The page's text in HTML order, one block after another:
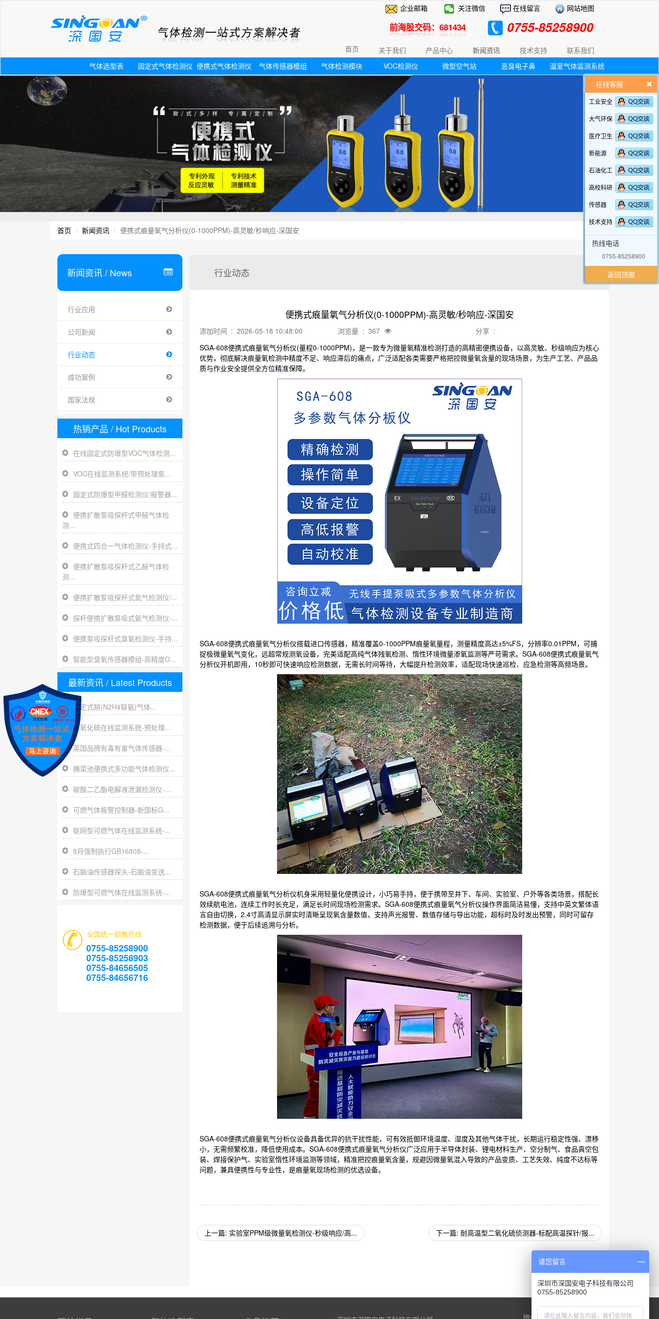
企业邮箱 关注微信 在线留言 网站地图
前海股交码：681434 0755-85258900
首页 关于我们 产品中心 新闻资讯 技术支持
联系我们
气体选型表
固定式气体检测仪 便携式气体检测仪 气体传感器模组 气体检测模块 VOC检测仪 微型空气站 恶臭电子鼻 温室气体监测系统
首页 新闻资讯 便携式痕量氧气分析仪(0-1000PPM)-高灵敏/秒响应-深国安
新闻资讯/ News
行业应用
公司新闻
行业动态
成功案例
国家法规
热销产品 / Hot Products
在线固定式防爆型VOC气体检测...
VOC在线监测系统/带预处理泵...
固定式防爆型甲醛检测仪/报警器...
便携扩散泵吸探杆式甲醛气体检
测...
便携式四合一气体检测仪-手持式...
便携扩散泵吸探杆式乙醛气体检
测...
便携扩散泵吸探杆式氮气检测仪/...
探杆便携扩散泵吸式氨气检测仪-...
便携泵吸探杆式臭氧检测仪-手持...
智能型臭氧传感器模组-高精度O...
最新资讯/ Latest Products
固定式肼(N2H4联氨)气体...
二氧化硫在线监测系统-预处理...
英国品牌有毒有害气体传感器-...
腌菜池便携式多功能气体检测仪...
碳酸二乙酯电解液泄漏检测仪-...
可燃气体报警控制器-新国标G...
联网型可燃气体在线监测系统-...
8月强制执行GB16808-...
石脑油传感器探头-石脑油变送...
防爆型可燃气体在线监测系统-...
全国统一销售热线
0755-85258900
0755-85258903
0755-84656505
0755-84656716
行业动态
便携式痕量氧气分析仪(0-1000PPM)-高灵敏/秒响应-深国安
添加时间 : 2026-05-18 10:48:00 浏览量 : 367
分享 :
SGA-608便携式痕量氧气分析仪(量程0-1000PPM)，是一款专为微量氧精准检测打造的高精密便携设备，以高灵敏、秒级响应为核心
优势，彻底解决痕量氧检测中精度不足、响应滞后的痛点，广泛适配各类需要严格把控微量氧含量的现场场景，为生产工艺、产品品
质与作业安全提供全方位精准保障。
SGA-608便携式痕量氧气分析仪搭载进口传感器，精准覆盖0-1000PPM痕量氧量程，测量精度高达±5%FS，分辨率0.01PPM，可捕
捉极微量氧气变化，远超常规测氧设备，完美适配高纯气体残氧检测、惰性环境微量渗氧监测等严苛需求。SGA-608便携式痕量氧气
分析仪开机即用，10秒即可快速响应检测数据，无需长时间等待，大幅提升检测效率，适配现场快速巡检、应急检测等高频场景。
SGA-608便携式痕量氧气分析仪机身采用轻量化便携设计，小巧易手持，便于携带至井下、车间、实验室、户外等各类场景，搭配长
效续航电池，连续工作时长充足，满足长时间现场检测需求。SGA-608便携式痕量氧气分析仪操作界面简洁易懂，支持中英文繁体语
言自由切换，2.4寸高清显示屏实时清晰呈现氧含量数值，支持声光报警、数值存储与导出功能，超标时及时发出预警，同时可留存
检测数据，便于后续追溯与分析。
SGA-608便携式痕量氧气分析仪设备具备优异的抗干扰性能，可有效抵御环境温度、湿度及其他气体干扰，长期运行稳定性强、漂移
小，无需频繁校准，降低使用成本。SGA-608便携式痕量氧气分析仪广泛应用于半导体封装、锂电材料生产、空分制气、食品真空包
装、焊接保护气、实验室惰性环境监测等领域，精准把控痕量氧含量，规避因微量氧混入导致的产品变质、工艺失效、纯度不达标等
问题，兼具便携性与专业性，是痕量氧现场检测的优选设备。
上一篇: 实验室PPM级微量氧检测仪-秒级响应/高... 下一篇: 耐高温型二氧化硫侦测器-标配高温探针/报...
在线客服
工业安全
大气环保
医疗卫生
新能源
石油化工
高校科研
传感器
技术支持
热线电话
0755-85258900
返回顶部
微信公众号
请您留言
深圳市深国安电子科技有限公司
0755-85258900